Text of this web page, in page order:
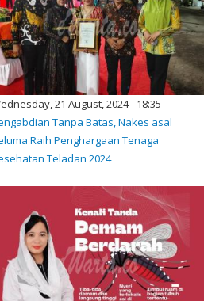
21 August, 2024 - 18:35
Tanpa Batas, Nakes asal
Raih Penghargaan Tenaga
Teladan 2024